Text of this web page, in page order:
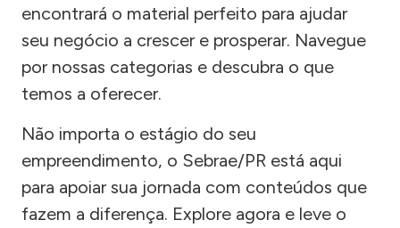
encontrará o material perfeito para ajudar
seu negócio a crescer e prosperar. Navegue
por nossas categorias e descubra o que
temos a oferecer.
Não importa o estágio do seu
empreendimento, o Sebrae/PR está aqui
para apoiar sua jornada com conteúdos que
fazem a diferença. Explore agora e leve o